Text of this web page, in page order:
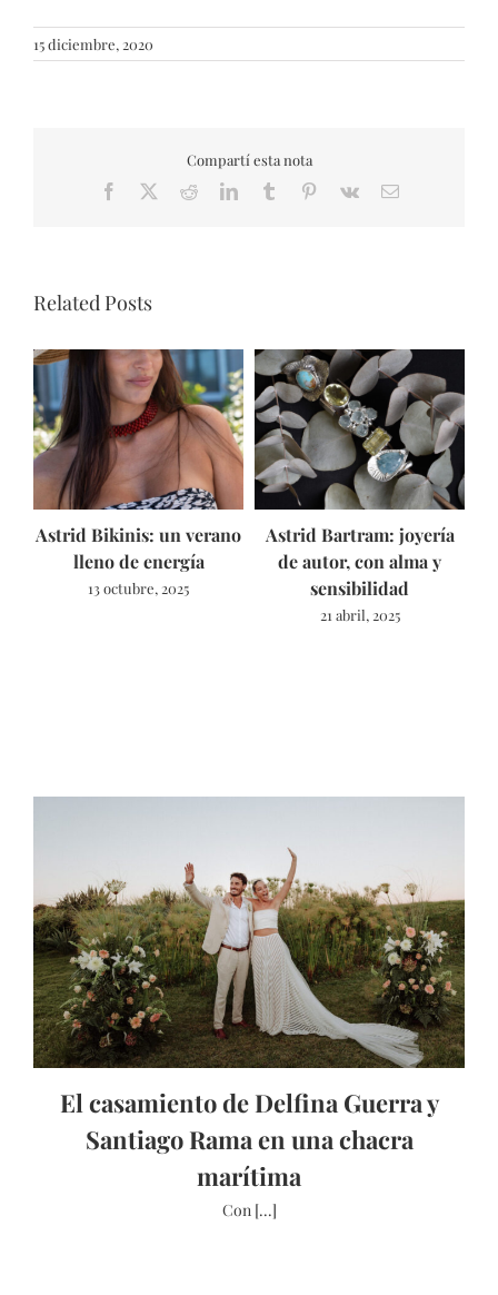
15 diciembre, 2020
Compartí esta nota
Facebook RedditLinkedInTumblr Pinterest
Vk Email
Related Posts
Astrid Bikinis: un verano
lleno de energía
13 octubre, 2025
Astrid Bartram: joyería
de autor, con alma y
sensibilidad
21 abril, 2025
El casamiento de Delfina Guerra y
Santiago Rama en una chacra
marítima
Con [...]